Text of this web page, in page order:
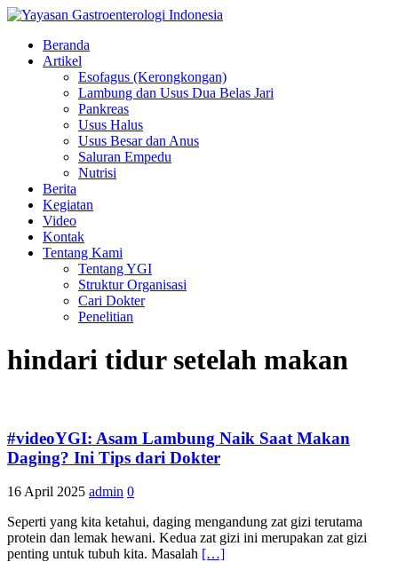
Beranda
Artikel
Esofagus (Kerongkongan)
Lambung dan Usus Dua Belas Jari
Pankreas
Usus Halus
Usus Besar dan Anus
Saluran Empedu
Nutrisi
Berita
Kegiatan
Video
Kontak
Tentang Kami
Tentang YGI
Struktur Organisasi
Cari Dokter
Penelitian
hindari tidur setelah makan
#videoYGI: Asam Lambung Naik Saat Makan
Daging? Ini Tips dari Dokter
16 April 2025 admin 0
Seperti yang kita ketahui, daging mengandung zat gizi terutama
protein dan lemak hewani. Kedua zat gizi ini merupakan zat gizi
penting untuk tubuh kita. Masalah […]